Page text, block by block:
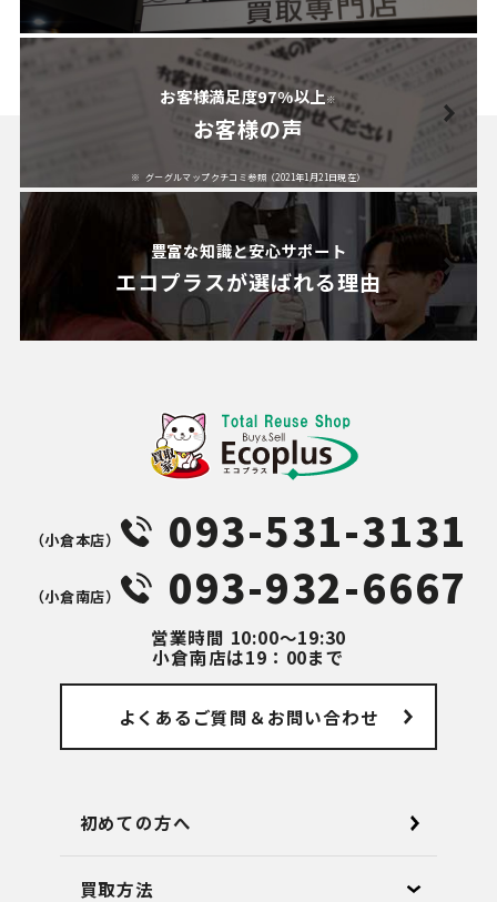
お客様満足度97%以上※
お客様の声
グーグルマップクチコミ参照（2021年1月21日現在）
豊富な知識と安心サポート
エコプラスが選ばれる理由
（⼩倉本店） 093-531-3131
（⼩倉南店） 093-932-6667
営業時間 10:00～19:30
小倉南店は19：00まで
よくあるご質問 ＆お問い合わせ
初めての方へ
買取方法